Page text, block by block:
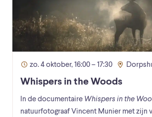
zo. 4 oktober, 16:00 – 17:30
Whispers in the Woods
In de documentaire Whispers in the
natuurfotograaf Vincent Munier met zijn